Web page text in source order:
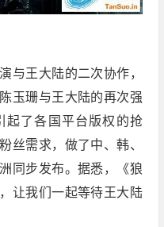
与王大陆的二次协作，
玉珊与王大陆的再次强
起了各国平台版权的抢
丝需求，做了中、韩、
同步发布。据悉，《狼
让我们一起等待王大陆